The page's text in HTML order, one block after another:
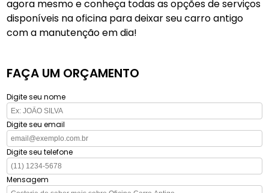
agora mesmo e conheça todas as opções de serviços
disponíveis na oficina para deixar seu carro antigo
com a manutenção em dia!
FAÇA UM ORÇAMENTO
Digite seu nome
Digite seu email
Digite seu telefone
Mensagem